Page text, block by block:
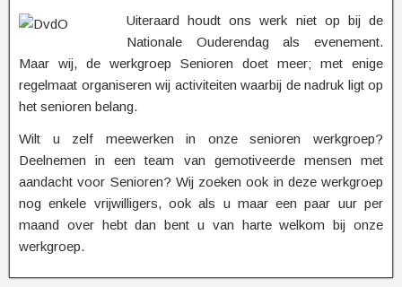
Uiteraard houdt ons werk niet op bij de
Nationale Ouderendag als evenement.
Maar wij, de werkgroep Senioren doet meer; met enige
regelmaat organiseren wij activiteiten waarbij de nadruk ligt op
het senioren belang.
Wilt u zelf meewerken in onze senioren werkgroep?
Deelnemen in een team van gemotiveerde mensen met
aandacht voor Senioren? Wij zoeken ook in deze werkgroep
nog enkele vrijwilligers, ook als u maar een paar uur per
maand over hebt dan bent u van harte welkom bij onze
werkgroep.